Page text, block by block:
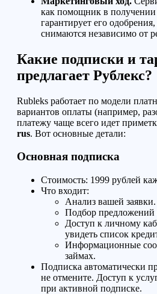
как помощник в получении
гарантирует его
снимаются независимо от
Какие подписки и
предлагает Рублекс?
Rubleks работает по модели
вариантов оплаты (например,
платежу чаще всего идет
rus. Вот основные детали:
Основная подписка
Стоимость: 1999 рублей
Что входит:
Анализ вашей заявки.
Подбор
Доступ к личному
увидеть список
Информационные
займах.
Подписка автоматически
не отмените. Доступ к
при активной подписке.